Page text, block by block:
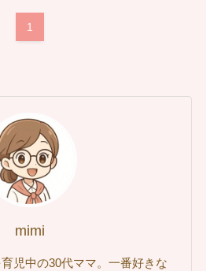
1
mimi
児中の30代ママ。一番好きな